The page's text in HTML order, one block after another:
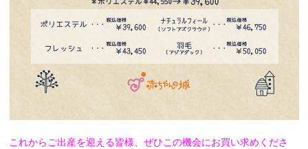
これからご出産を迎える皆様、ぜひこの機会にお買い求めくださ